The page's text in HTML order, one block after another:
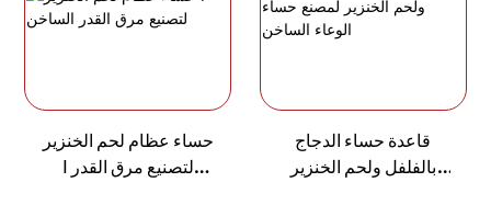
حساء عظام لحم الخنزير
Ⅰ لتصنيع مرق القدر
قاعدة حساء الدجاج
بالفلفل ولحم الخنزير